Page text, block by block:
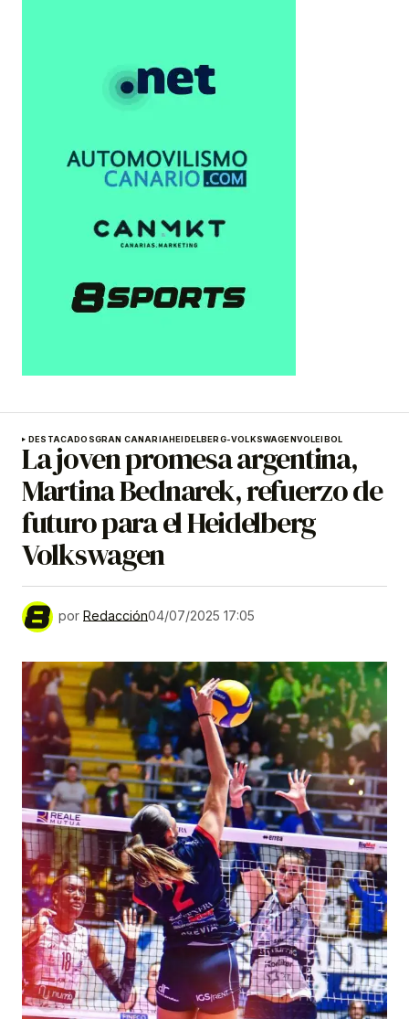
DESTACADOSGRAN CANARIAHEIDELBERG-VOLKSWAGENVOLEIBOL
La joven promesa argentina,
Martina Bednarek, refuerzo de
futuro para el Heidelberg
Volkswagen
por Redacción04/07/2025 17:05